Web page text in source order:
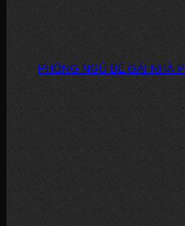
PHÒNG NGỦ BÉ GÁI NHÀ